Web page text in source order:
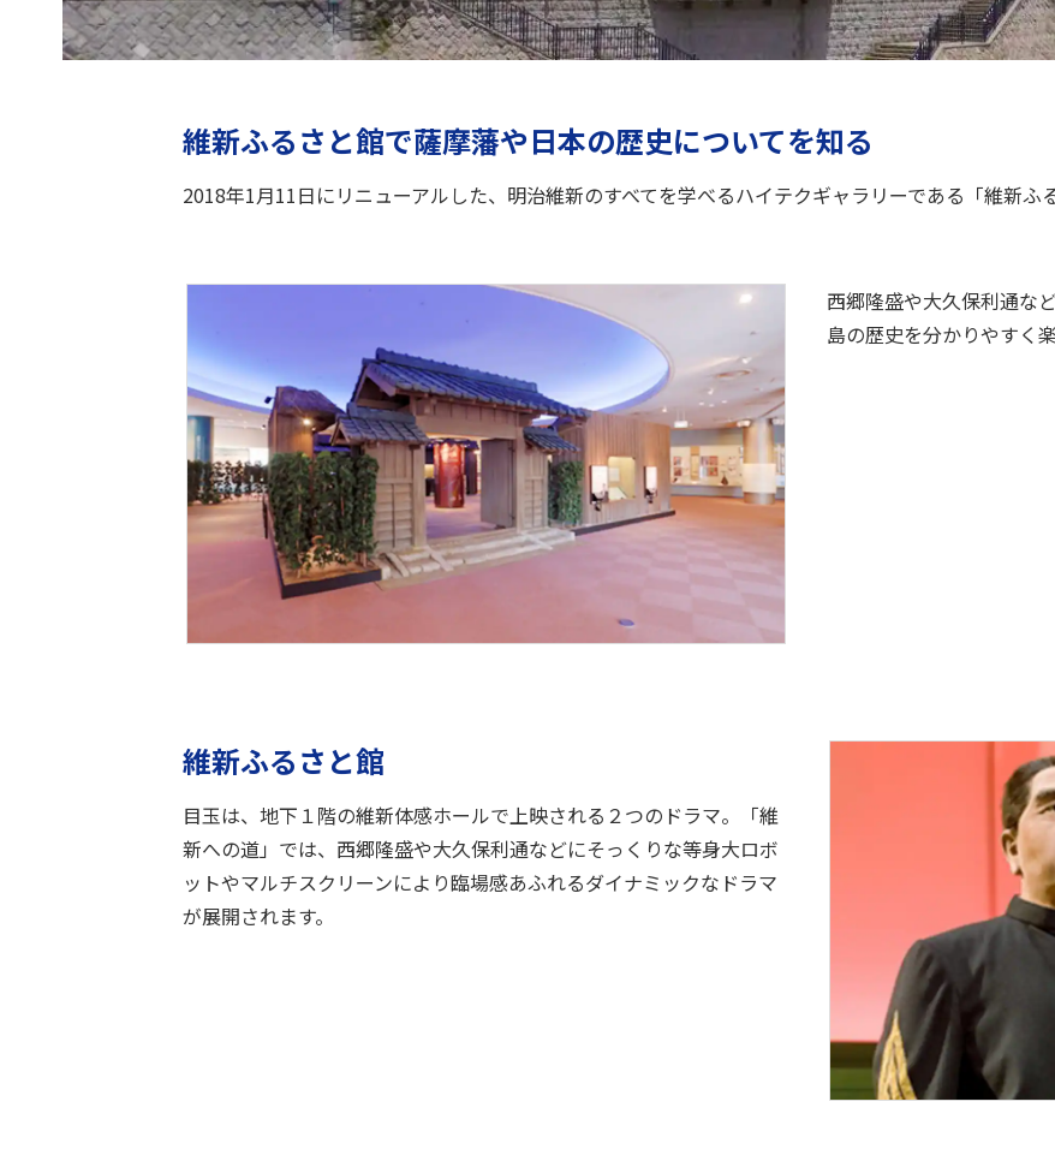
維新ふるさと館で薩摩藩や日本の歴史についてを知る
2018年1月11日にリニューアルした、明治維新のすべてを学べるハイテクギャラリーである「維新ふ
西郷隆盛や大久保利通な
島の歴史を分かりやすく
維新ふるさと館
目玉は、地下１階の維新体感ホールで上映される２つのドラマ。「維
新への道」では、西郷隆盛や大久保利通などにそっくりな等身大ロボ
ットやマルチスクリーンにより臨場感あふれるダイナミックなドラマ
が展開されます。